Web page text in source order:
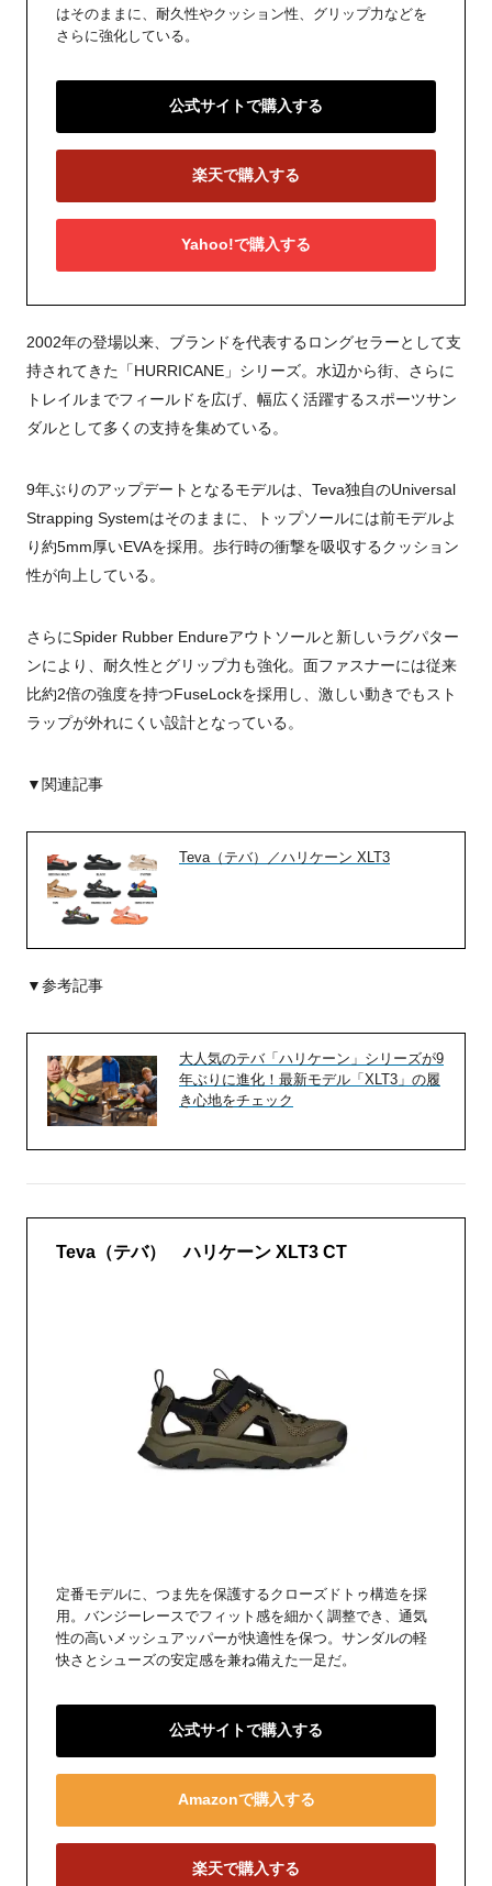
はそのままに、耐久性やクッション性、グリップ力などを
さらに強化している。
公式サイトで購入する
楽天で購入する
Yahoo!で購入する
2002年の登場以来、ブランドを代表するロングセラーとして支
持されてきた「HURRICANE」シリーズ。水辺から街、さらに
トレイルまでフィールドを広げ、幅広く活躍するスポーツサン
ダルとして多くの支持を集めている。
9年ぶりのアップデートとなるモデルは、Teva独自のUniversal
Strapping Systemはそのままに、トップソールには前モデルよ
り約5mm厚いEVAを採用。歩行時の衝撃を吸収するクッション
性が向上している。
さらにSpider Rubber Endureアウトソールと新しいラグパター
ンにより、耐久性とグリップ力も強化。面ファスナーには従来
比約2倍の強度を持つFuseLockを採用し、激しい動きでもスト
ラップが外れにくい設計となっている。
▼関連記事
Teva（テバ）／ハリケーン XLT3
▼参考記事
大人気のテバ「ハリケーン」シリーズが9
年ぶりに進化！最新モデル「XLT3」の履
き心地をチェック
Teva（テバ） ハリケーン XLT3 CT
定番モデルに、つま先を保護するクローズドトゥ構造を採
用。バンジーレースでフィット感を細かく調整でき、通気
性の高いメッシュアッパーが快適性を保つ。サンダルの軽
快さとシューズの安定感を兼ね備えた一足だ。
公式サイトで購入する
Amazonで購入する
楽天で購入する